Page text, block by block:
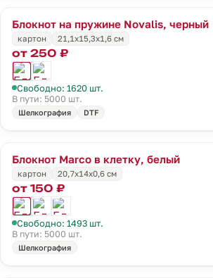
Блокнот на пружине Novalis, черный
картон
21,1x15,3x1,6 см
от 250 ₽
Свободно: 1620 шт.
В пути: 5000 шт.
Шелкография DTF
Блокнот Marco в клетку, белый
картон
20,7x14x0,6 см
от 150 ₽
Свободно: 1493 шт.
В пути: 5000 шт.
Шелкография